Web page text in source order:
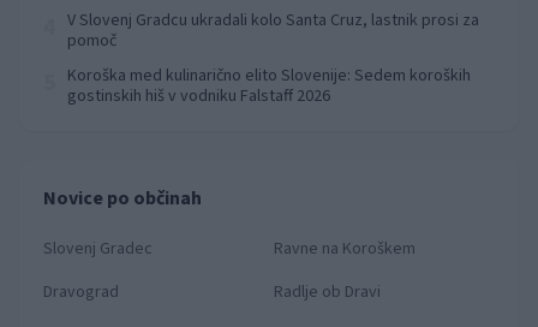
V Slovenj Gradcu ukradali kolo Santa Cruz, lastnik prosi za
pomoč
Koroška med kulinarično elito Slovenije: Sedem koroških
gostinskih hiš v vodniku Falstaff 2026
Novice po občinah
Slovenj Gradec
Ravne na Koroškem
Dravograd
Radlje ob Dravi